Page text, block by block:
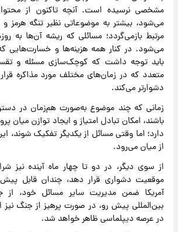
مشخصی نرسیده است. آنچه تاکنون از
می‌شود، بیشتر به موضوعاتی نظیر تنگه هرمز
مرتبط بازمی‌گردد؛ مسائلی که ریشه آن‌ها به
می‌شود. در کنار همه هزینه‌ها و خسارت‌هایی
باید توجه داشت که کوچک‌سازی مسئله و
متعدد که در زمان‌های مختلف مورد مذاکره قرار
دشوارتر می‌کند.
زمانی که چند موضوع به‌صورت هم‌زمان در
باشند، امکان تبادل امتیاز و ایجاد توازن میان
دارد؛ اما وقتی مسائل از یکدیگر تفکیک شوند،
از میان می‌رود.
از سوی دیگر، در دو تا چهار ماه آینده نیز
موقعیت دشواری قرار دهد، چندان قابل
آمریکا ضمن مدیریت سایر مسائل خود،
بین‌المللی پیش رو، در صورت پرهیز از جنگ نیز
در عرصه دیپلماسی ظاهر خواهد شد.